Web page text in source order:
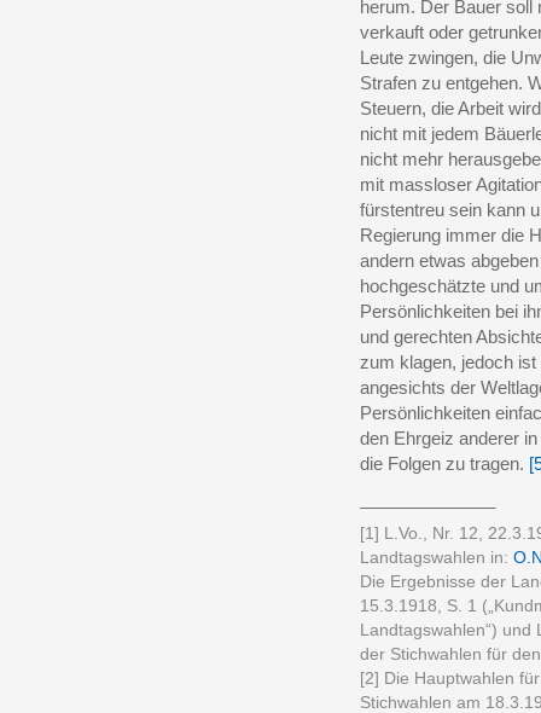
herum. Der Bauer
verkauft oder
Leute zwingen, die
Strafen zu entgehen.
Steuern, die Arbeit
nicht mit jedem
nicht mehr
mit massloser
fürstentreu sein kann
Regierung immer die
andern etwas
hochgeschätzte und
Persönlichkeiten bei
und gerechten
zum klagen, jedoch
angesichts der
Persönlichkeiten
den Ehrgeiz anderer
die Folgen zu tragen.
[1] L.Vo., Nr. 12,
Landtagswahlen in:
Die Ergebnisse der
15.3.1918, S. 1
Landtagswahlen“) und
der Stichwahlen für
[2] Die Hauptwahlen
Stichwahlen am